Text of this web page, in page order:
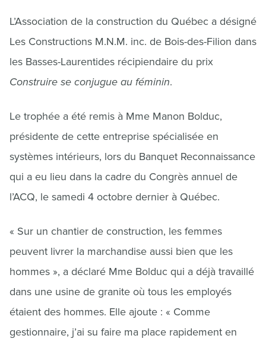
L’Association de la construction du Québec a désigné
Les Constructions M.N.M. inc. de Bois-des-Filion dans
les Basses-Laurentides récipiendaire du prix
Construire se conjugue au féminin.
Le trophée a été remis à Mme Manon Bolduc,
présidente de cette entreprise spécialisée en
systèmes intérieurs, lors du Banquet Reconnaissance
qui a eu lieu dans la cadre du Congrès annuel de
l’ACQ, le samedi 4 octobre dernier à Québec.
« Sur un chantier de construction, les femmes
peuvent livrer la marchandise aussi bien que les
hommes », a déclaré Mme Bolduc qui a déjà travaillé
dans une usine de granite où tous les employés
étaient des hommes. Elle ajoute : « Comme
gestionnaire, j’ai su faire ma place rapidement en